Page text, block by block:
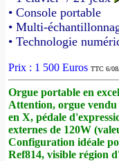
• Console portable
• Multi-
• Technologie
Prix : 1 500 Euros TTC 6/
Orgue portable en
Attention, orgue vendu
en X, pédale
externes de 120W
Configuration idéale
Ref814, visible région